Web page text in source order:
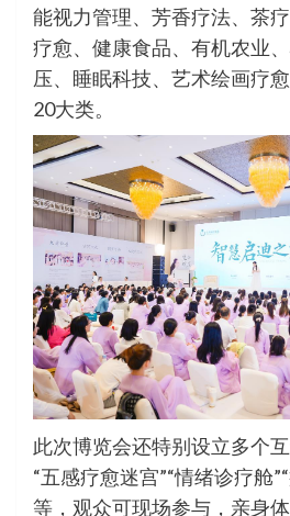
能视力管理、芳香疗法、茶
疗愈、健康食品、有机农业
压、睡眠科技、艺术绘画疗
20大类。
此次博览会还特别设立多个
“五感疗愈迷宫”“情绪诊疗舱
等，观众可现场参与，亲身